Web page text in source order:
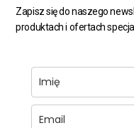
Zapisz się do naszego
produktach i ofertach